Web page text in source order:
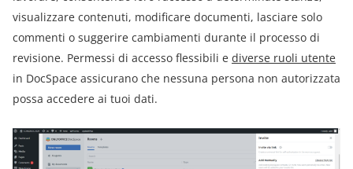
visualizzare contenuti, modificare documenti, lasciare solo
commenti o suggerire cambiamenti durante il processo di
revisione. Permessi di accesso flessibili e diverse ruoli utente
in DocSpace assicurano che nessuna persona non autorizzata
possa accedere ai tuoi dati.